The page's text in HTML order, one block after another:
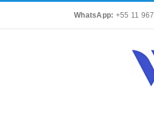
WhatsApp: +55 11